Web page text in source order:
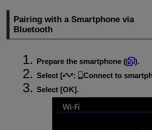
Pairing with a Smartphone via
Bluetooth
Prepare the smartphone (
).
Select [
: Connect to
Select [OK].